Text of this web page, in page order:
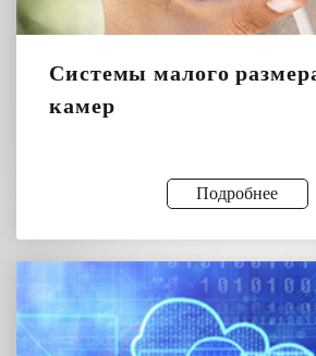
Системы малого
камер
Подробнее